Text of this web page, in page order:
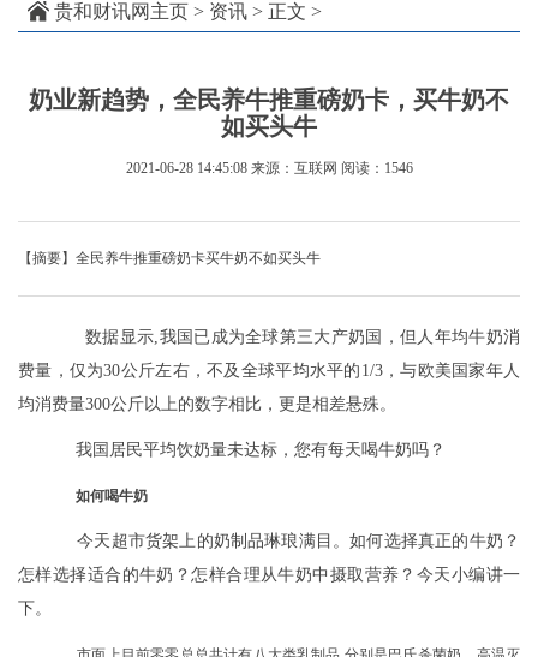
贵和财讯网主页 > 资讯 > 正文 >
奶业新趋势，全民养牛推重磅奶卡，买牛奶不
如买头牛
2021-06-28 14:45:08 来源：互联网 阅读：1546
【摘要】全民养牛推重磅奶卡买牛奶不如买头牛
数据显示,我国已成为全球第三大产奶国，但人年均牛奶消
费量，仅为30公斤左右，不及全球平均水平的1/3，与欧美国家年人
均消费量300公斤以上的数字相比，更是相差悬殊。
我国居民平均饮奶量未达标，您有每天喝牛奶吗？
如何喝牛奶
今天超市货架上的奶制品琳琅满目。如何选择真正的牛奶？
怎样选择适合的牛奶？怎样合理从牛奶中摄取营养？今天小编讲一
下。